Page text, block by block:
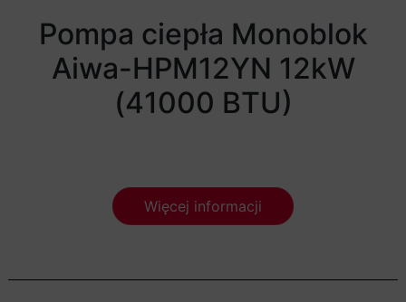
Pompa ciepła Monoblok
Aiwa-HPM12YN 12kW
(41000 BTU)
Więcej informacji